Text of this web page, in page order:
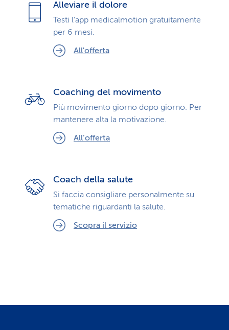
Alleviare il dolore
Testi l’app medicalmotion gratuitamente
per 6 mesi.
All'offerta
Coaching del movimento
Più movimento giorno dopo giorno. Per
mantenere alta la motivazione.
All’offerta
Coach della salute
Si faccia consigliare personalmente su
tematiche riguardanti la salute.
Scopra il servizio